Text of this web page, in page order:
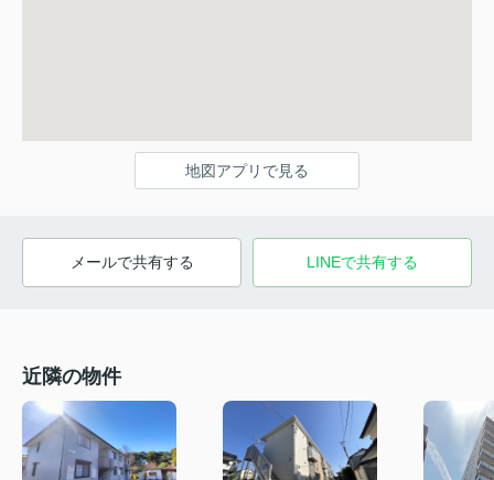
地図アプリで見る
メールで共有する LINEで共有する
近隣の物件